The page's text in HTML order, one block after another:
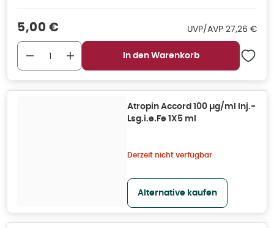
Verkaufspreis
5,00 € UVP/AVP UVP/AVP
27,26 €
In den Warenkorb
Atropin Accord 100 µg/ml Inj.-
Lsg.i.e.Fe 1X5 ml
Derzeit nicht verfügbar
Alternative kaufen